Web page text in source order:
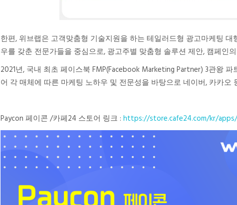
한편, 위브랩은 고객맞춤형 기술지원을 하는 테일러드형 광고마케팅
우를 갖춘 전문가들을 중심으로, 광고주별 맞춤형 솔루션 제안, 캠페인
2021년, 국내 최초 페이스북 FMP(Facebook Marketing Partner) 3관왕
어 각 매체에 따른 마케팅 노하우 및 전문성을 바탕으로 네이버, 카카오
Paycon 페이콘 /카페24 스토어 링크 : https://store.cafe24.com/kr/